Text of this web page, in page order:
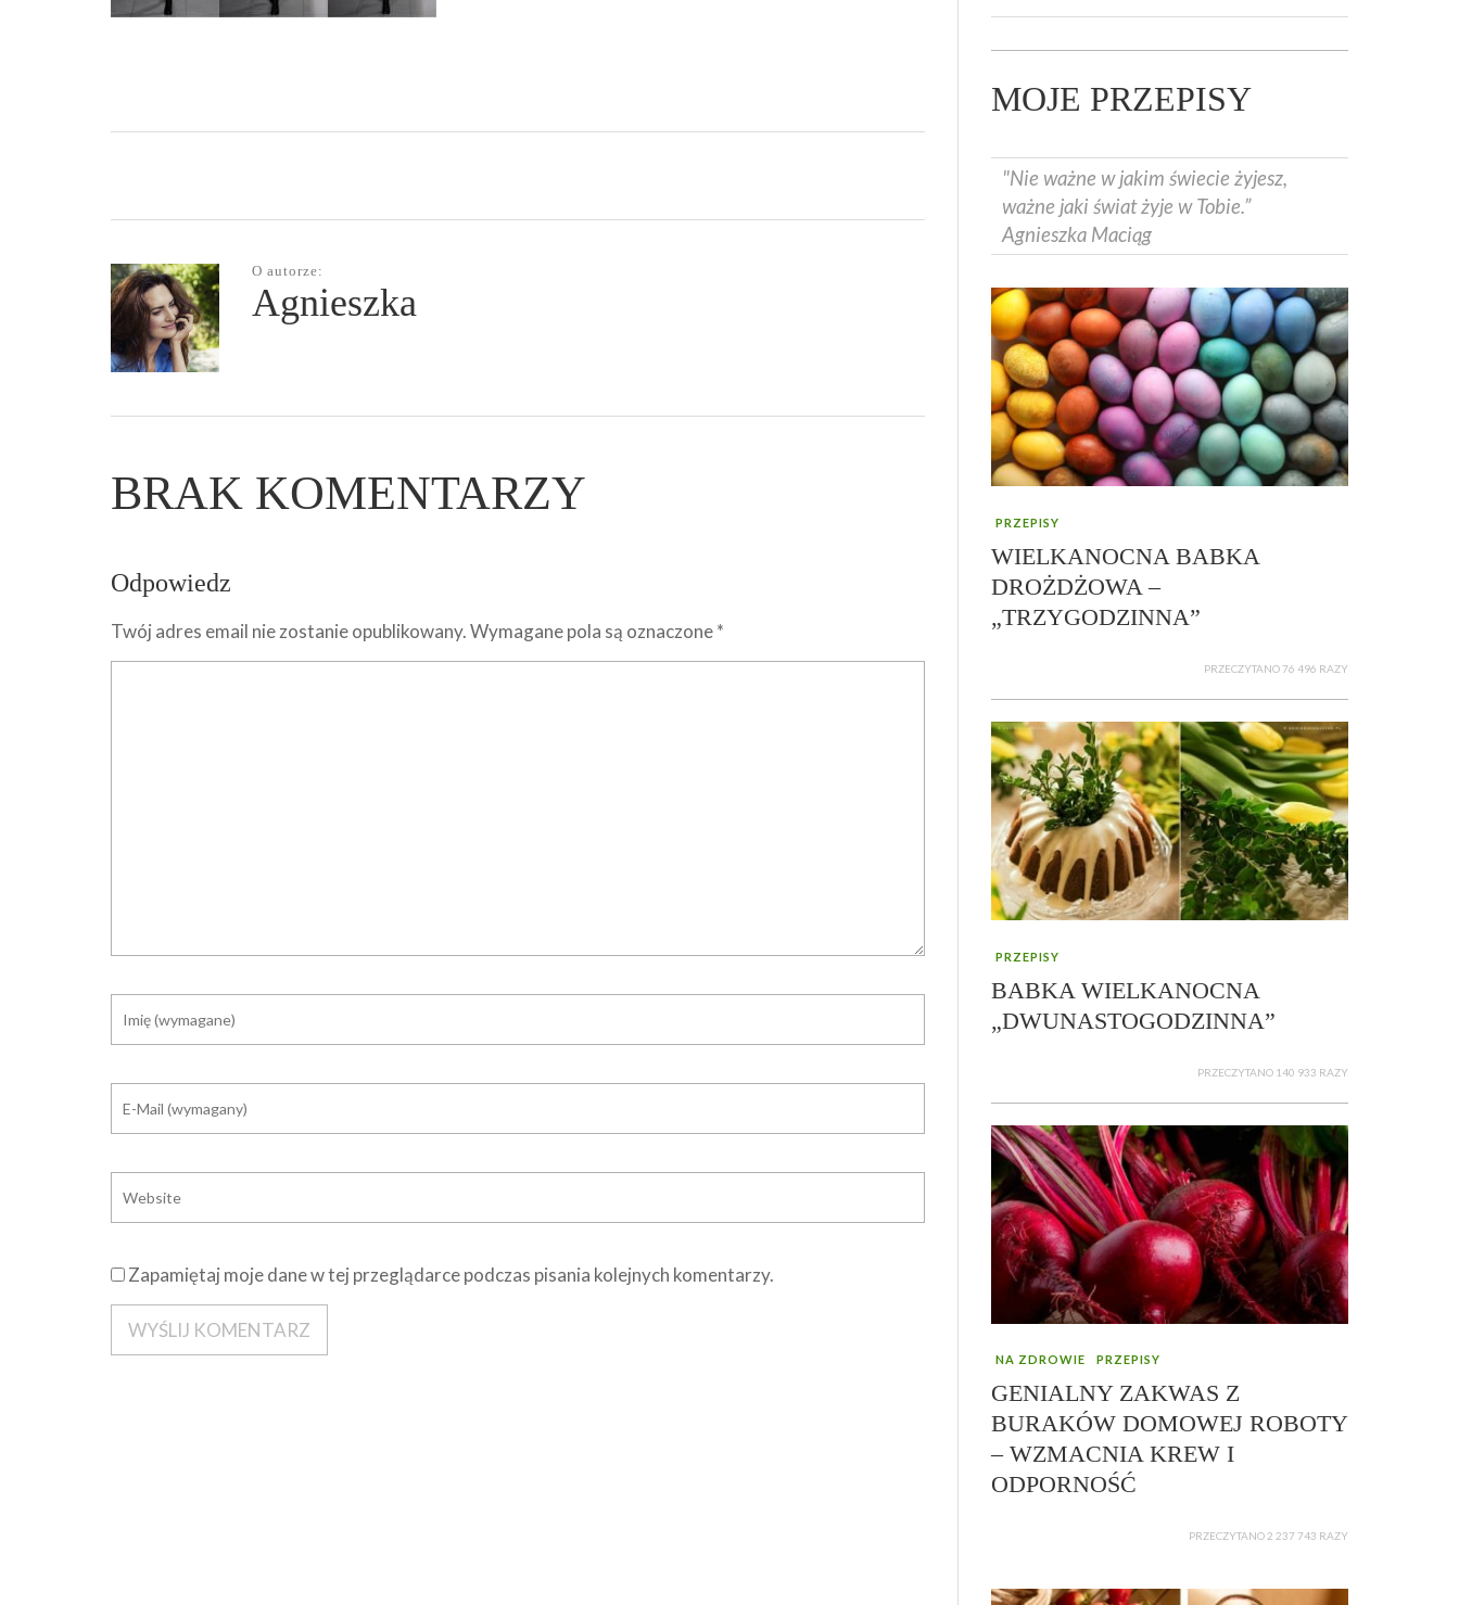
O autorze:
Agnieszka
BRAK KOMENTARZY
Odpowiedz
Twój adres email nie zostanie opublikowany.Wymagane pola są oznaczone*
Zapamiętaj moje dane w tej przeglądarce podczas pisania kolejnych komentarzy.
MOJE PRZEPISY
"Nie ważne w jakim świecie żyjesz,
ważne jaki świat żyje w Tobie.”
Agnieszka Maciąg
PRZEPISY
WIELKANOCNA BABKA
DROŻDŻOWA –
„TRZYGODZINNA”
PRZECZYTANO 76 496 RAZY
PRZEPISY
BABKA WIELKANOCNA
„DWUNASTOGODZINNA”
PRZECZYTANO 140 933 RAZY
NA ZDROWIE PRZEPISY
GENIALNY ZAKWAS Z
BURAKÓW DOMOWEJ ROBOTY
– WZMACNIA KREW I
ODPORNOŚĆ
PRZECZYTANO 2 237 743 RAZY